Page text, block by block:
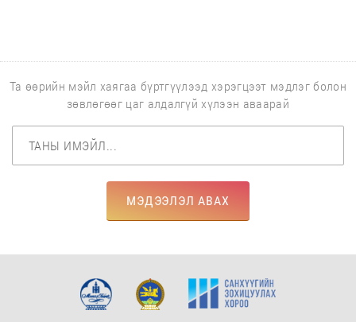
Та өөрийн мэйл хаягаа бүртгүүлээд хэрэгцээт мэдлэг болон
зөвлөгөөг цаг алдалгүй хүлээн аваарай
МЭДЭЭЛЭЛ АВАХ